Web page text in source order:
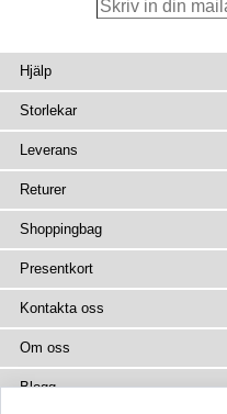
Hjälp
Storlekar
Leverans
Returer
Shoppingbag
Presentkort
Kontakta oss
Om oss
Blogg